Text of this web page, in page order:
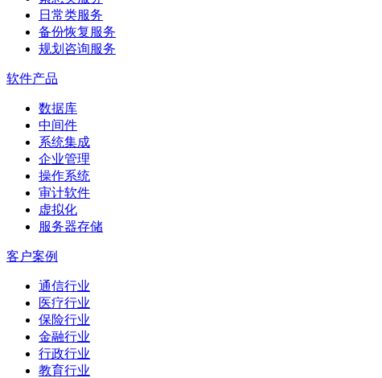
日常类服务
备份恢复服务
规划咨询服务
软件产品
数据库
中间件
系统集成
企业管理
操作系统
审计软件
虚拟化
服务器存储
客户案例
通信行业
医疗行业
保险行业
金融行业
行政行业
教育行业